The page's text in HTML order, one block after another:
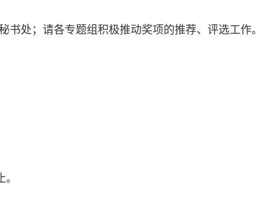
书处；请各专题组积极推动奖项的推荐、评选工作。